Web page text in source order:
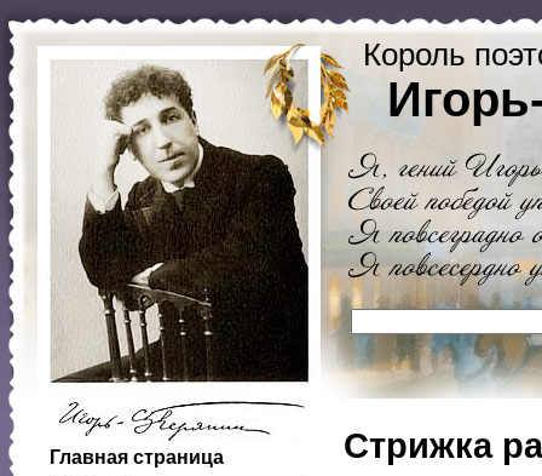
Король
Главная страница
Стрижка